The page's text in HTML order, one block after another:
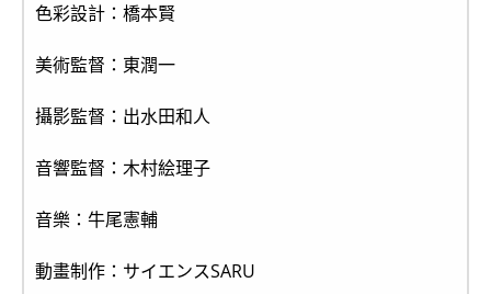
色彩設計：橋本賢
美術監督：東潤一
攝影監督：出水田和人
音響監督：木村絵理子
音樂：牛尾憲輔
動畫制作：サイエンスSARU